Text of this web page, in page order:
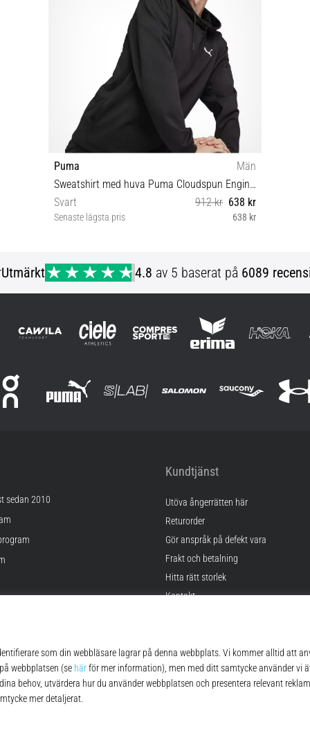
Puma
Män
Sweatshirt med huva Puma Cloudspun Engineered for Strength Hoodie
Svart
912 kr 638 kr
Senaste lägsta pris 638 kr
Utmärkt 4.8 av 5 baserat på 6089
sedan 2010
Kundtjänst
Utöva ångerrätten här
Returorder
Gör anspråk på defekt vara
Frakt och betalning
Hitta rätt storlek
Kontakt